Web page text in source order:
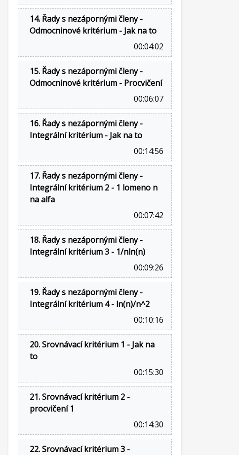
14. Řady s nezápornými členy -
Odmocninové kritérium - Jak na to
00:04:02
15. Řady s nezápornými členy -
Odmocninové kritérium - Procvičení
00:06:07
16. Řady s nezápornými členy -
Integrální kritérium - Jak na to
00:14:56
17. Řady s nezápornými členy -
Integrální kritérium 2 - 1 lomeno n
na alfa
00:07:42
18. Řady s nezápornými členy -
Integrální kritérium 3 - 1/nln(n)
00:09:26
19. Řady s nezápornými členy -
Integrální kritérium 4 - ln(n)/n^2
00:10:16
20. Srovnávací kritérium 1 - Jak na
to
00:15:30
21. Srovnávací kritérium 2 -
procvičení 1
00:14:30
22. Srovnávací kritérium 3 -